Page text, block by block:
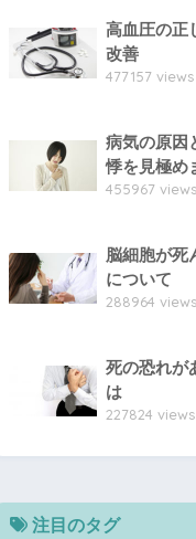
高血圧の正
改善
477157 views
病気の原因
悸を見極め
455967 views
脳細胞が死
について
288964 views
死の恐れが
は
227824 views
注目のタグ